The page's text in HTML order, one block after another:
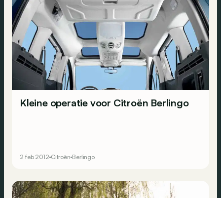
Kleine operatie voor Citroën Berlingo
2 feb 2012 Citroën Berlingo